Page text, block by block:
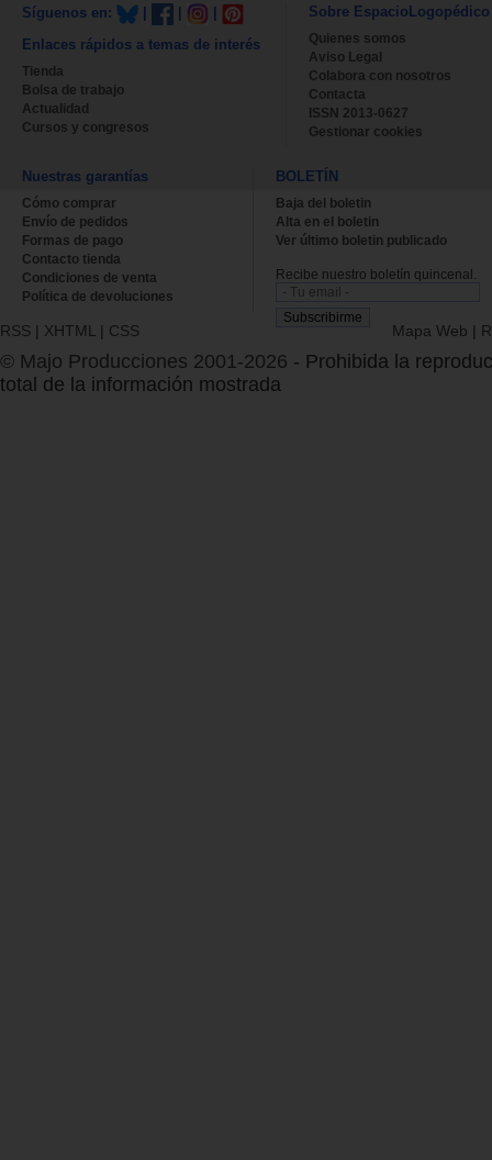
Síguenos en:
Enlaces rápidos a temas de interés
Tienda
Bolsa de trabajo
Actualidad
Cursos y congresos
Sobre EspacioLogopédico
Quienes somos
Aviso Legal
Colabora con nosotros
Contacta
ISSN 2013-0627
Gestionar cookies
Nuestras garantías
Cómo comprar
Envío de pedidos
Formas de pago
Contacto tienda
Condiciones de venta
Política de devoluciones
BOLETÍN
Baja del boletin
Alta en el boletin
Ver último boletin publicado
Recibe nuestro boletín quincenal.
RSS | XHTML | CSS Mapa Web |
© Majo Producciones 2001-2026 - Prohibida la
total de la información mostrada